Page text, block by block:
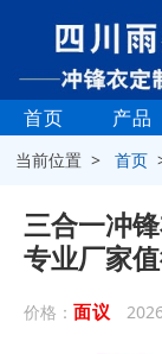
首页 产品
当前位置 >首页
三合一冲
专业厂家
价格： 面议